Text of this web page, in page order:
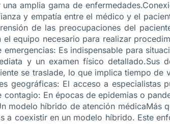
amplia gama de
y empatía entre el médico y el
de las preocupaciones del
equipo necesario para realizar
Es indispensable para
y un examen físico detallado.Sus
se traslade, lo que implica tiempo de
geográficas: El acceso a especialistas
En épocas de epidemias o
modelo híbrido de atención médicaMás
a coexistir en un modelo híbrido. Este